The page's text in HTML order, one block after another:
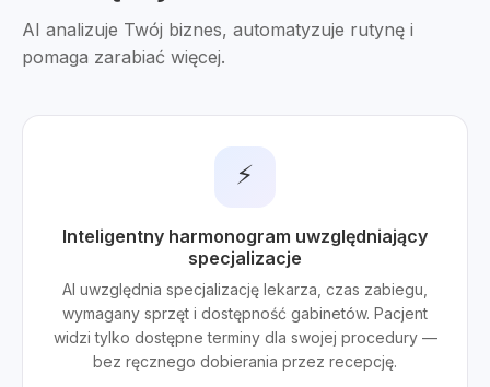
AI analizuje Twój biznes, automatyzuje rutynę i
pomaga zarabiać więcej.
⚡
Inteligentny harmonogram uwzględniający
specjalizacje
AI uwzględnia specjalizację lekarza, czas zabiegu,
wymagany sprzęt i dostępność gabinetów. Pacjent
widzi tylko dostępne terminy dla swojej procedury —
bez ręcznego dobierania przez recepcję.